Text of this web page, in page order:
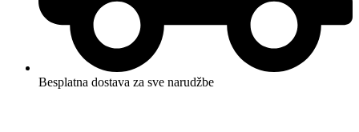
Besplatna dostava za sve narudžbe